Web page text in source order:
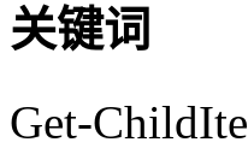
关键词
Get-